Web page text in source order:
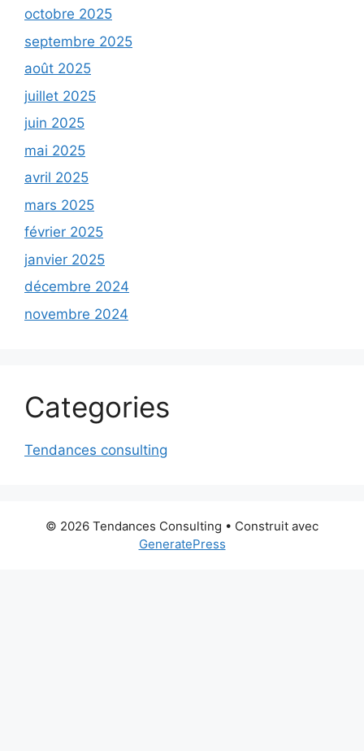
octobre 2025
septembre 2025
août 2025
juillet 2025
juin 2025
mai 2025
avril 2025
mars 2025
février 2025
janvier 2025
décembre 2024
novembre 2024
Categories
Tendances consulting
© 2026 Tendances Consulting • Construit avec
GeneratePress